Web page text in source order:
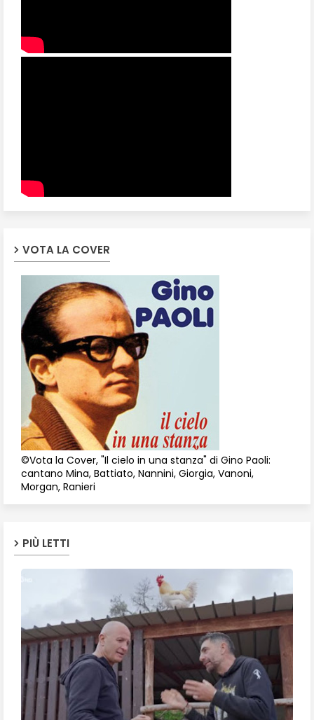
VOTA LA COVER
©Vota la Cover, "Il cielo in una stanza" di Gino Paoli:
cantano Mina, Battiato, Nannini, Giorgia, Vanoni,
Morgan, Ranieri
PIÙ LETTI